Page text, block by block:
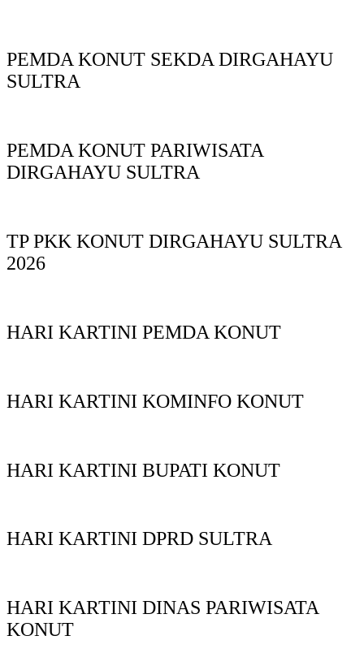
PEMDA KONUT SEKDA DIRGAHAYU
SULTRA
PEMDA KONUT PARIWISATA
DIRGAHAYU SULTRA
TP PKK KONUT DIRGAHAYU SULTRA
2026
HARI KARTINI PEMDA KONUT
HARI KARTINI KOMINFO KONUT
HARI KARTINI BUPATI KONUT
HARI KARTINI DPRD SULTRA
HARI KARTINI DINAS PARIWISATA
KONUT